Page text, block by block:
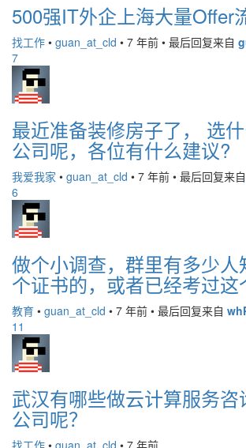
500强IT外企上海大量Offer
找工作 • guan_at_cld • 7 年前 • 最后回复来自
7
最近准备装修房子了， 选
公司呢，各位有什么建议?
我爱我家 • guan_at_cld • 7 年前 • 最后回复来自
6
做个小调查，群里有多少人
个证书的，或者已经考过这
教育 • guan_at_cld • 7 年前 • 最后回复来自
11
武汉有哪些做云计算服务咨
公司呢？
找工作 • guan_at_cld • 7 年前